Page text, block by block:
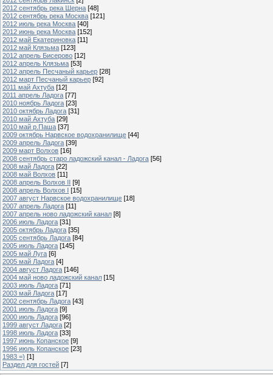
2012 сентябрь река Шерна [48]
2012 сентябрь река Москва [121]
2012 июль река Москва [40]
2012 июнь река Москва [152]
2012 май Екатериновка [11]
2012 май Клязьма [123]
2012 апрель Бисерово [12]
2012 апрель Клязьма [53]
2012 апрель Песчаный карьер [28]
2012 март Песчаный карьер [92]
2011 май Ахтуба [12]
2011 апрель Ладога [77]
2010 ноябрь Ладога [23]
2010 октябрь Ладога [31]
2010 май Ахтуба [29]
2010 май р.Паша [37]
2009 октябрь Нарвское водохранилище [44]
2009 апрель Ладога [39]
2009 март Волхов [16]
2008 сентябрь старо ладожский канал - Ладога [56]
2008 май Ладога [22]
2008 май Волхов [11]
2008 апрель Волхов II [9]
2008 апрель Волхов I [15]
2007 август Нарвское водохранилище [18]
2007 апрель Ладога [11]
2007 апрель ново ладожский канал [8]
2006 июль Ладога [31]
2005 октябрь Ладога [35]
2005 сентябрь Ладога [84]
2005 июль Ладога [145]
2005 май Луга [6]
2005 май Ладога [4]
2004 август Ладога [146]
2004 май ново ладожский канал [15]
2003 июль Ладога [71]
2003 май Ладога [17]
2002 сентябрь Ладога [43]
2001 июль Ладога [9]
2000 июль Ладога [96]
1999 август Ладога [2]
1998 июль Ладога [33]
1997 июнь Копанское [9]
1996 июль Копанское [23]
1983 =) [1]
Раздел для гостей [7]